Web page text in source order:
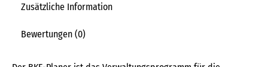
Zusätzliche Information
Bewertungen (0)